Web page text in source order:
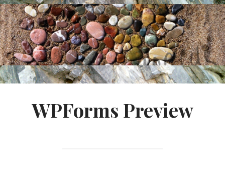
WPForms Preview